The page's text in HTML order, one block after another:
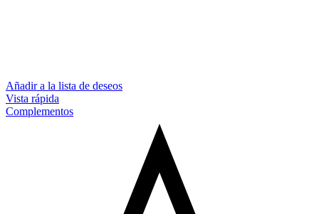
Añadir a la lista de deseos
Vista rápida
Complementos